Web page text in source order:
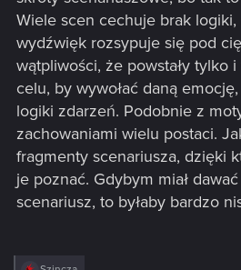
Wiele scen cechuje brak
wydźwięk rozsypuje się pod
wątpliwości, że powstały tylko
celu, by wywołać daną
logiki zdarzeń. Podobnie z
zachowaniami wielu postaci.
fragmenty scenariusza, dzięki
je poznać. Gdybym miał
scenariusz, to byłaby bardzo